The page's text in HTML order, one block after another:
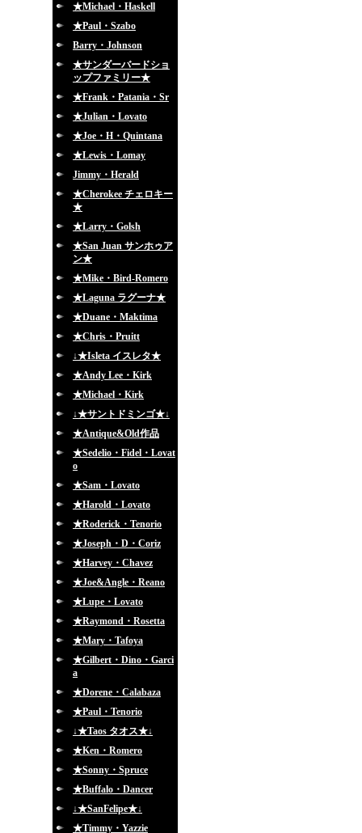
★Michael・Haskell
★Paul・Szabo
Barry・Johnson
★サンダーバードショ
ップファミリー★
★Frank・Patania・Sr
★Julian・Lovato
★Joe・H・Quintana
★Lewis・Lomay
Jimmy・Herald
★Cherokee チェロキー
★
★Larry・Golsh
★San Juan サンホゥア
ン★
★Mike・Bird-Romero
★Laguna ラグーナ★
★Duane・Maktima
★Chris・Pruitt
↓★Isleta イスレタ★
★Andy Lee・Kirk
★Michael・Kirk
↓★サントドミンゴ★↓
★Antique&Old作品
★Sedelio・Fidel・Lovat
o
★Sam・Lovato
★Harold・Lovato
★Roderick・Tenorio
★Joseph・D・Coriz
★Harvey・Chavez
★Joe&Angle・Reano
★Lupe・Lovato
★Raymond・Rosetta
★Mary・Tafoya
★Gilbert・Dino・Garci
a
★Dorene・Calabaza
★Paul・Tenorio
↓★Taos タオス★↓
★Ken・Romero
★Sonny・Spruce
★Buffalo・Dancer
↓★SanFelipe★↓
★Timmy・Yazzie